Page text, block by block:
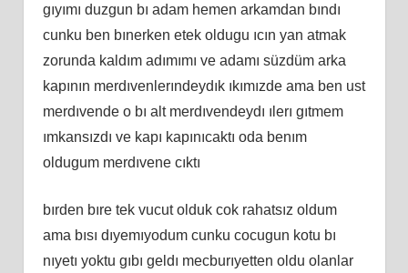
gıyımı duzgun bı adam hemen arkamdan bındı
cunku ben bınerken etek oldugu ıcın yan atmak
zorunda kaldım adımımı ve adamı süzdüm arka
kapının merdıvenlerındeydık ıkımızde ama ben ust
merdıvende o bı alt merdıvendeydı ılerı gıtmem
ımkansızdı ve kapı kapınıcaktı oda benım
oldugum merdıvene cıktı
bırden bıre tek vucut olduk cok rahatsız oldum
ama bısı dıyemıyodum cunku cocugun kotu bı
nıyetı yoktu gıbı geldı mecburıyetten oldu olanlar